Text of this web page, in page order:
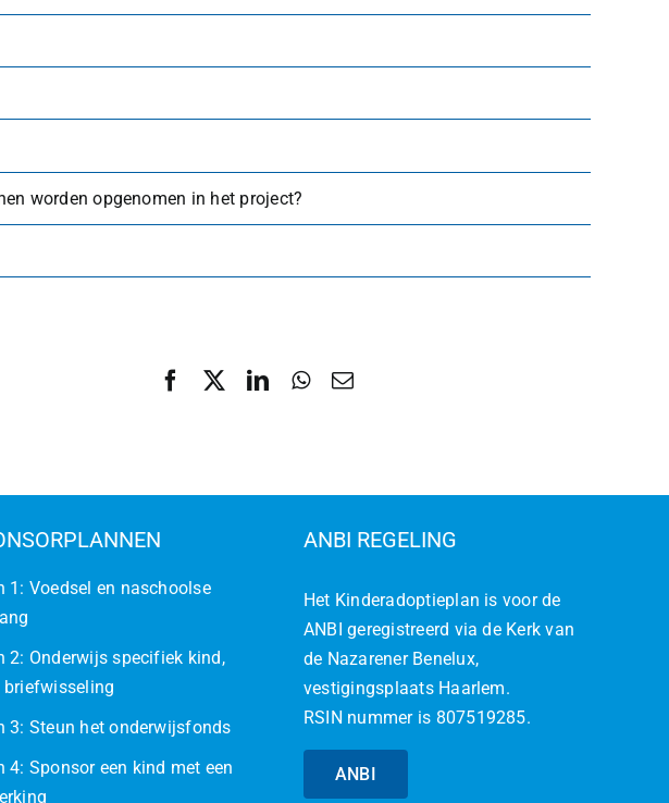
worden opgenomen in het project?
1: Voedsel en naschoolse
2: Onderwijs specifiek kind,
briefwisseling
3: Steun het onderwijsfonds
4: Sponsor een kind met een
ANBI REGELING
Het Kinderadoptieplan is voor de
ANBI geregistreerd via de Kerk van
de Nazarener Benelux,
vestigingsplaats Haarlem.
RSIN nummer is 807519285.
ANBI